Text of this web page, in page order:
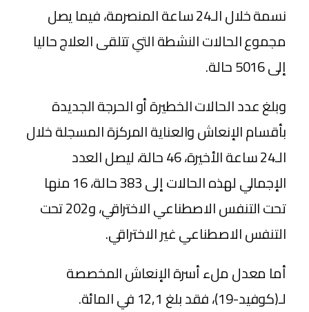
نسمة خلال الـ24 ساعة المنصرمة، فيما يصل
مجموع الحالات النشطة التي تتلقى العلاج حاليا
إلى 5016 حالة.
وبلغ عدد الحالات الخطيرة أو الحرجة الجديدة
بأقسام الإنعاش والعناية المركزة المسجلة خلال
الـ24 ساعة الأخيرة، 46 حالة، ليصل العدد
الإجمالي لهذه الحالات إلى 383 حالة، 16 منها
تحت التنفس الاصطناعي الاختراقي، و202 تحت
التنفس الاصطناعي غير الاختراقي.
أما معدل ملء أسرة الإنعاش المخصصة
لـ(كوفيد-19)، فقد بلغ 12,1 في المائة.